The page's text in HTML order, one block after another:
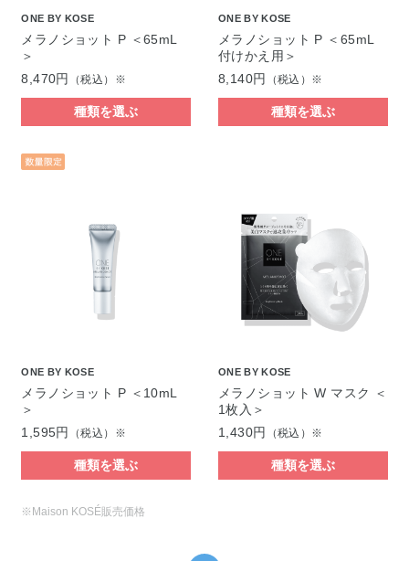
ONE BY KOSE
メラノショット P ＜65mL
＞
8,470円
（税込）※
種類を選ぶ
ONE BY KOSE
メラノショット P ＜65mL
付けかえ用＞
8,140円
（税込）※
種類を選ぶ
ONE BY KOSE
メラノショット P ＜10mL
＞
1,595円
（税込）※
種類を選ぶ
ONE BY KOSE
メラノショット W マスク ＜
1枚入＞
1,430円
（税込）※
種類を選ぶ
※Maison KOSÉ販売価格